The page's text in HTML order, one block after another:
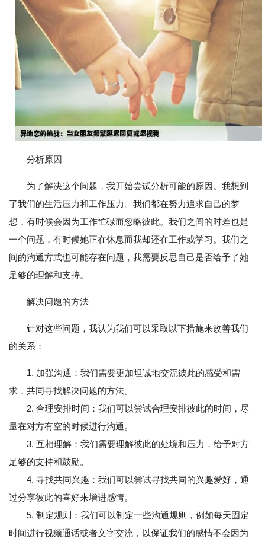
分析原因
为了解决这个问题，我开始尝试分析可能的原因。我想到
了我们的生活压力和工作压力。我们都在努力追求自己的梦
想，有时候会因为工作忙碌而忽略彼此。我们之间的时差也是
一个问题，有时候她正在休息而我却还在工作或学习。我们之
间的沟通方式也可能存在问题，我需要反思自己是否给予了她
足够的理解和支持。
解决问题的方法
针对这些问题，我认为我们可以采取以下措施来改善我们
的关系：
1. 加强沟通：我们需要更加坦诚地交流彼此的感受和需
求，共同寻找解决问题的方法。
2. 合理安排时间：我们可以尝试合理安排彼此的时间，尽
量在对方有空的时候进行沟通。
3. 互相理解：我们需要理解彼此的处境和压力，给予对方
足够的支持和鼓励。
4. 寻找共同兴趣：我们可以尝试寻找共同的兴趣爱好，通
过分享彼此的喜好来增进感情。
5. 制定规则：我们可以制定一些沟通规则，例如每天固定
时间进行视频通话或者文字交流，以保证我们的感情不会因为